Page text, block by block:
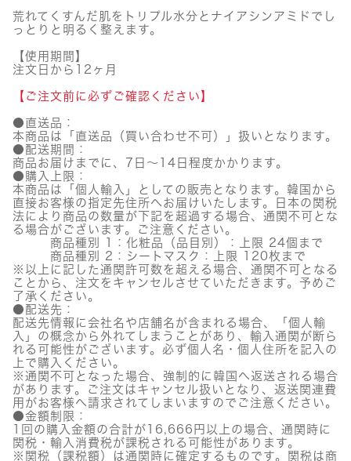
タ
ー
イ
ド
ッ
ン
シ
ャ
ル
マ
ス
ク
個
荒れてくすんだ肌をトリプル水分とナイアシンアミドでし
っとりと明るく整えます。
【使用期間】
注文日から12ヶ月
【ご注文前に必ずご確認ください】
●直送品：
本商品は「直送品（買い合わせ不可）」扱いとなります。
●配送期間：
商品お届けまでに、7日～14日程度かかります。
●購入上限：
本商品は「個人輸入」としての販売となります。韓国から
直接お客様の指定先住所へお届けいたします。日本の関税
法により商品の数量が下記を超過する場合、通関不可とな
る場合がございます。ご注意ください。
商品種別 1：化粧品（品目別）：上限 24個まで
商品種別 2：シートマスク：上限 120枚まで
※以上に記した通関許可数を超える場合、通関不可となる
ことから、注文をキャンセルさせていただきます。予めご
了承ください。
●配送先：
配送先情報に会社名や店舗名が含まれる場合、「個人輸
入」の概念から外れてしまうことがあり、輸入通関が断ら
れる可能性がございます。必ず個人名・個人住所を記入の
上で購入ください。
※通関不可となった場合、強制的に韓国へ返送される場合
があります。ご注文はキャンセル扱いとなり、返送関連費
用がお客様へ請求されてしまいますのでご注意ください。
●金額制限：
1回の購入金額の合計が16,666円以上の場合、通関時に
関税・輸入消費税が課税される可能性があります。
※関税（課税額）は通関時に確定するものです。関税は商